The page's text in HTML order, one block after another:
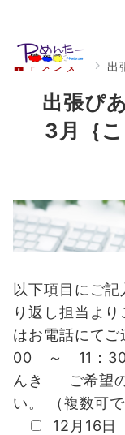
Ｐメンター 出
出張ぴ
3月｛
以下項目にご
り返し担当よ
はお電話にて
00 ～ 11：30
んき ご希望の
い。 （複数
12月16日